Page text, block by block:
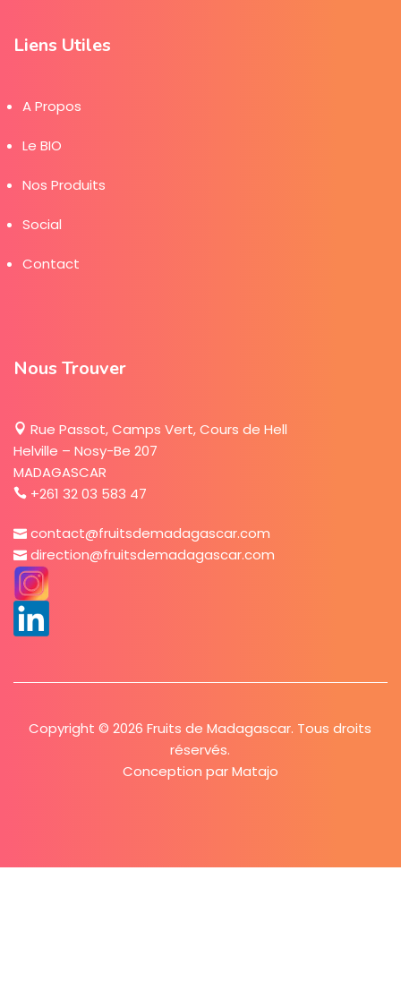
Liens Utiles
A Propos
Le BIO
Nos Produits
Social
Contact
Nous Trouver
Rue Passot, Camps Vert, Cours de Hell
Helville – Nosy-Be 207
MADAGASCAR
+261 32 03 583 47
contact@fruitsdemadagascar.com
direction@fruitsdemadagascar.com
Copyright © 2026 Fruits de Madagascar. Tous droits
réservés.
Conception parMatajo